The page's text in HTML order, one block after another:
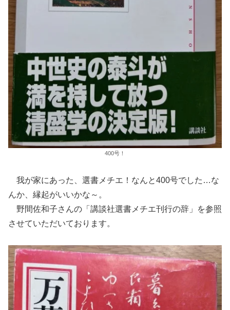
400号！
我が家にあった、選書メチエ！なんと400号でした…な
んか、縁起がいいかな～。
野間佐和子さんの「講談社選書メチエ刊行の辞」を参照
させていただいております。